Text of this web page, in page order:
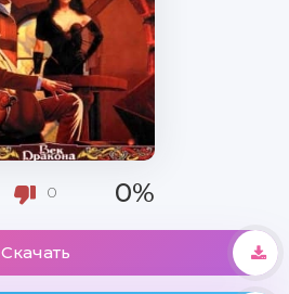
0 0%
Скачать